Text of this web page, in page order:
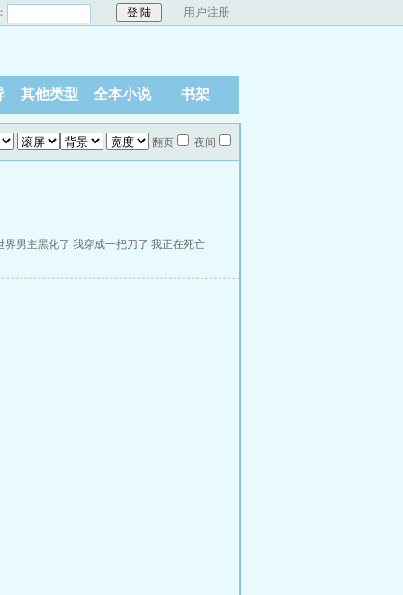
用户注册
其他类型 全本小说 书架
翻页 夜间
界男主黑化了 我穿成一把刀了 我正在死亡